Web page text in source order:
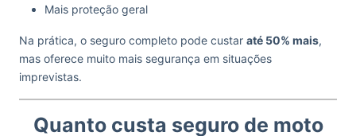
Mais proteção geral
Na prática, o seguro completo pode custar até 50% mais,
mas oferece muito mais segurança em situações
imprevistas.
Quanto custa seguro de moto